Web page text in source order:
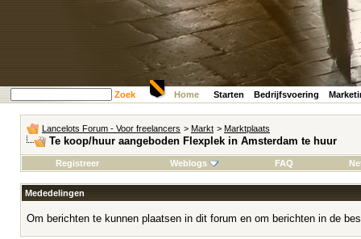
Zoek Home Starten Bedrijfsvoering
Lancelots Forum - Voor freelancers > Markt > Marktplaats
Te koop/huur aangeboden Flexplek in Amsterdam te huur
Registreer Weblogs FAQ
Mededelingen
Om berichten te kunnen plaatsen in dit forum en om berichten in de